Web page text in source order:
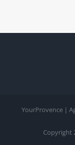
YourProvence |
Copyright